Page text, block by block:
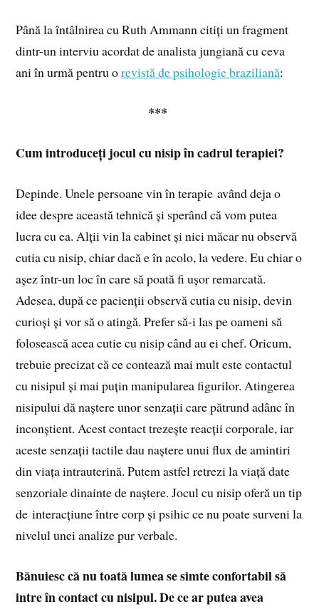
Până la întâlnirea cu Ruth Ammann citiți un fragment
dintr-un interviu acordat de analista jungiană cu ceva
ani în urmă pentru orevistă de psihologie braziliană:
***
Cum introduceți jocul cu nisip în cadrul terapiei?
Depinde. Unele persoane vin în terapie având deja o
idee despre această tehnică și sperând că vom putea
lucra cu ea. Alții vin la cabinet și nici măcar nu observă
cutia cu nisip, chiar dacă e în acolo, la vedere. Eu chiar o
așez într-un loc în care să poată fi ușor remarcată.
Adesea, după ce pacienții observă cutia cu nisip, devin
curioși și vor să o atingă. Prefer să-i las pe oameni să
folosească acea cutie cu nisip când au ei chef. Oricum,
trebuie precizat că ce contează mai mult este contactul
cu nisipul și mai puțin manipularea figurilor. Atingerea
nisipului dă naștere unor senzații care pătrund adânc în
inconștient. Acest contact trezește reacții corporale, iar
aceste senzații tactile dau naștere unui flux de amintiri
din viața intrauterină. Putem astfel retrezi la viață date
senzoriale dinainte de naștere. Jocul cu nisip oferă un tip
de interacțiune între corp și psihic ce nu poate surveni la
nivelul unei analize pur verbale.
Bănuiesc că nu toată lumea se simte confortabil să
intre în contact cu nisipul. De ce ar putea avea